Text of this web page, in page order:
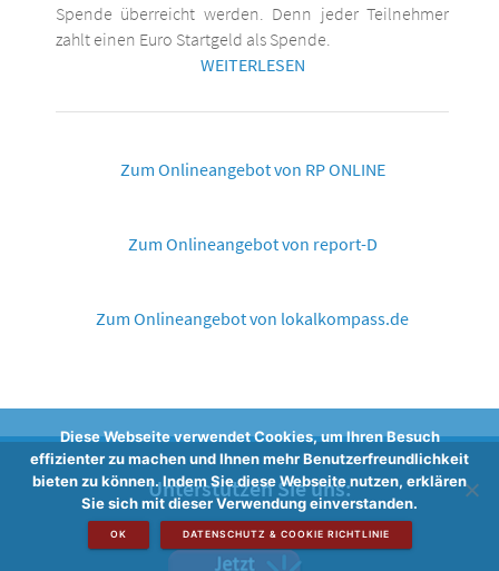
Spende überreicht werden. Denn jeder Teilnehmer
zahlt einen Euro Startgeld als Spende.
WEITERLESEN
Zum Onlineangebot von RP ONLINE
Zum Onlineangebot von report-D
Zum Onlineangebot von lokalkompass.de
Unterstützen Sie uns:
Diese Webseite verwendet Cookies, um Ihren Besuch
effizienter zu machen und Ihnen mehr Benutzerfreundlichkeit
bieten zu können. Indem Sie diese Webseite nutzen, erklären
Sie sich mit dieser Verwendung einverstanden.
OK DATENSCHUTZ & COOKIE RICHTLINIE